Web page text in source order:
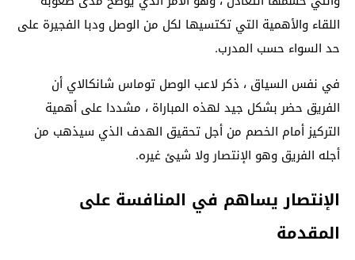
اللقاء والأهمية التي تكتسيها لكل من الوصل ودبا الفجيرة على
حد السواء حسب المدرب.
في نفس السياق ، ذكر لاعب الوصل توماس شانكالاي أن
الفريق حضر بشكل جيد لهذه المباراة ، مشددا على أهمية
التركيز أمام الخصم من أجل تحقيق الهدف الذي سيذهب من
أجله الفريق وهو الإنتصار ولا شيئ غيره.
الإنتصار يساهم في المنافسة على
المقدمة